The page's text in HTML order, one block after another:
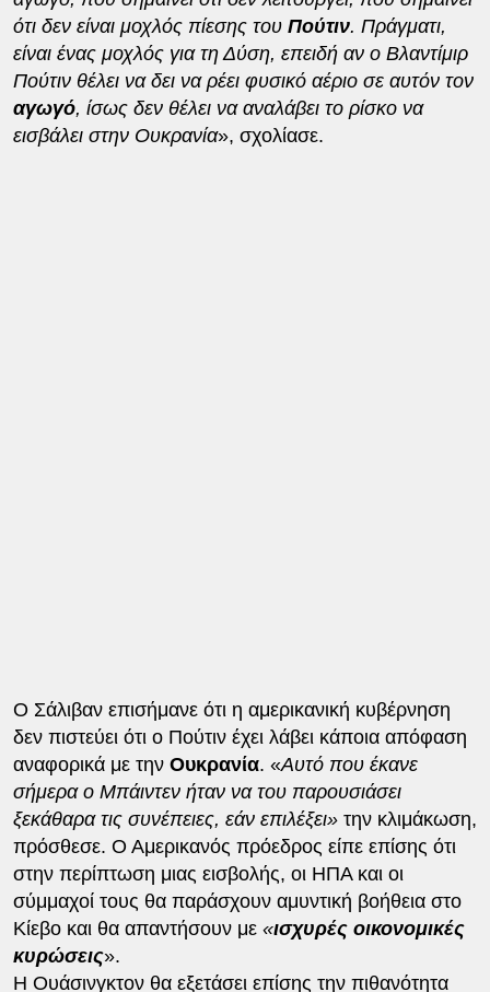
ότι δεν είναι μοχλός πίεσης του Πούτιν. Πράγματι,
είναι ένας μοχλός για τη Δύση, επειδή αν ο Βλαντίμιρ
Πούτιν θέλει να δει να ρέει φυσικό αέριο σε αυτόν τον
αγωγό, ίσως δεν θέλει να αναλάβει το ρίσκο να
εισβάλει στην Ουκρανία», σχολίασε.
Ο Σάλιβαν επισήμανε ότι η αμερικανική κυβέρνηση
δεν πιστεύει ότι ο Πούτιν έχει λάβει κάποια απόφαση
αναφορικά με την Ουκρανία. «Αυτό που έκανε
σήμερα ο Μπάιντεν ήταν να του παρουσιάσει
ξεκάθαρα τις συνέπειες, εάν επιλέξει»την κλιμάκωση,
πρόσθεσε. Ο Αμερικανός πρόεδρος είπε επίσης ότι
στην περίπτωση μιας εισβολής, οι ΗΠΑ και οι
σύμμαχοί τους θα παράσχουν αμυντική βοήθεια στο
Κίεβο και θα απαντήσουν με «ισχυρές οικονομικές
κυρώσεις».
Η Ουάσινγκτον θα εξετάσει επίσης την πιθανότητα